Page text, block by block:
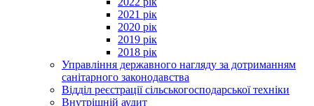
2021 рік
2020 рік
2019 рік
2018 рік
Управління державного нагляду за дотриманням
санітарного законодавства
Відділ реєстрації сільськогосподарської техніки
Внутрішній аудит